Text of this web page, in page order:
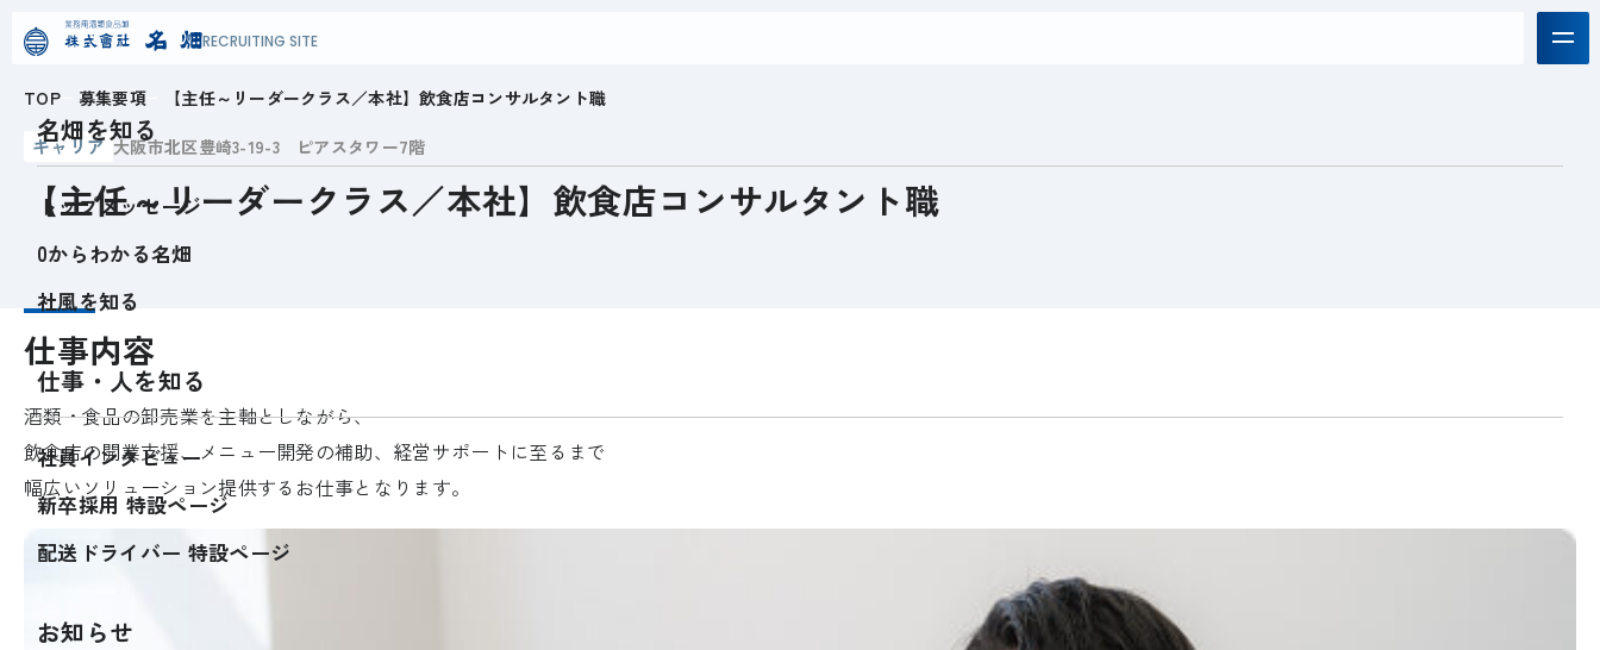
RECRUITING SITE
名畑を知る
トップメッセージ
0からわかる名畑
社風を知る
仕事・人を知る
社員インタビュー
新卒採用 特設ページ
配送ドライバー 特設ページ
お知らせ
TOP 募集要項 【主任～リーダークラス／本社】飲食店コンサルタント職
キャリア 大阪市北区豊崎3-19-3 ピアスタワー7階
【主任～リーダークラス／本社】飲食店コンサルタント職
仕事内容
酒類・食品の卸売業を主軸としながら、
飲食店の開業支援、メニュー開発の補助、経営サポートに至るまで
幅広いソリューション提供するお仕事となります。